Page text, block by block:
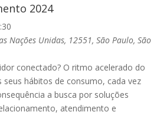
2024
Nações Unidas, 12551, São Paulo, São
conectado? O ritmo acelerado do
hábitos de consumo, cada vez
a busca por soluções
atendimento e